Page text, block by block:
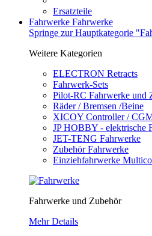
Ersatzteile
Fahrwerke Fahrwerke
Springe zur Hauptkategorie
Weitere Kategorien
ELECTRON Retracts
Fahrwerk-Sets
Pilot-RC Fahrwerke und
Räder / Bremsen /Beine
XICOY Controller /
JP HOBBY - elektrische
JET-TENG Fahrwerke
Zubehör Fahrwerke
Einziehfahrwerke
Fahrwerke und Zubehör
Mehr Details